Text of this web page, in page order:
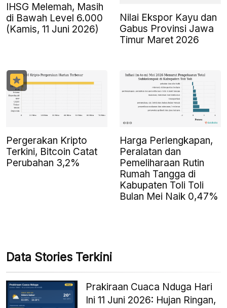
IHSG Melemah, Masih
di Bawah Level 6.000
(Kamis, 11 Juni 2026)
Nilai Ekspor Kayu dan
Gabus Provinsi Jawa
Timur Maret 2026
Pergerakan Kripto
Terkini, Bitcoin Catat
Perubahan 3,2%
Harga Perlengkapan,
Peralatan dan
Pemeliharaan Rutin
Rumah Tangga di
Kabupaten Toli Toli
Bulan Mei Naik 0,47%
Data Stories Terkini
Prakiraan Cuaca Nduga Hari
Ini 11 Juni 2026: Hujan Ringan,